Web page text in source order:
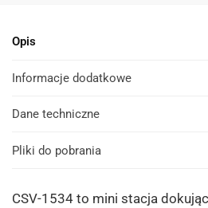
Opis
Informacje dodatkowe
Dane techniczne
Pliki do pobrania
CSV-1534 to mini stacja